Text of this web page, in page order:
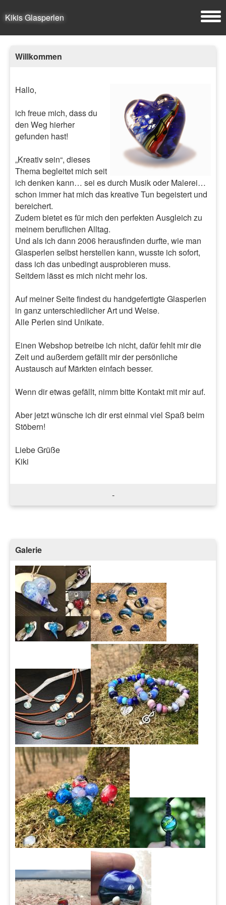
Kikis Glasperlen
Willkommen
Hallo,
ich freue mich, dass du
den Weg hierher
gefunden hast!
„Kreativ sein“, dieses
Thema begleitet mich seit
ich denken kann… sei es durch Musik oder Malerei…
schon immer hat mich das kreative Tun begeistert und
bereichert.
Zudem bietet es für mich den perfekten Ausgleich zu
meinem beruflichen Alltag.
Und als ich dann 2006 herausfinden durfte, wie man
Glasperlen selbst herstellen kann, wusste ich sofort,
dass ich das unbedingt ausprobieren muss.
Seitdem lässt es mich nicht mehr los.
Auf meiner Seite findest du handgefertigte Glasperlen
in ganz unterschiedlicher Art und Weise.
Alle Perlen sind Unikate.
Einen Webshop betreibe ich nicht, dafür fehlt mir die
Zeit und außerdem gefällt mir der persönliche
Austausch auf Märkten einfach besser.
Wenn dir etwas gefällt, nimm bitte Kontakt mit mir auf.
Aber jetzt wünsche ich dir erst einmal viel Spaß beim
Stöbern!
Liebe Grüße
Kiki
-
Galerie